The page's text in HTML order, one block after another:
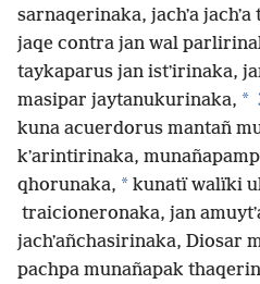
sarnaqerinaka, jachʼa
jaqe contra jan wal
taykaparus jan istʼirinaka,
masipar jaytanukurinaka, *
kuna acuerdorus mantañ
kʼarintirinaka,
qhorunaka, * kunatï walïki
traicioneronaka, jan
jachʼañchasirinaka, Diosar
pachpa munañapak